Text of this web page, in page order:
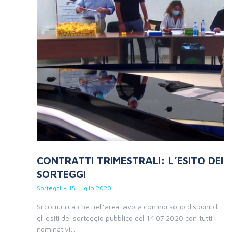
CONTRATTI TRIMESTRALI: L’ESITO DEI
SORTEGGI
Sorteggi 15 Luglio 2020
Si comunica che nell’area lavora con noi sono disponibili
gli esiti del sorteggio pubblico del 14.07.2020 con tutti i
nominativi…